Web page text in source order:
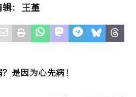
：王堇
是因为心先病！